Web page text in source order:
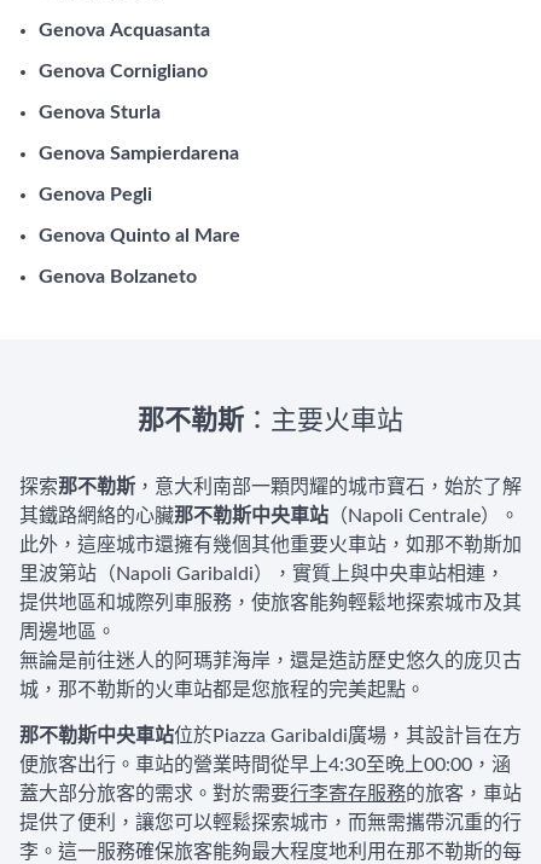
Genova Acquasanta
Genova Cornigliano
Genova Sturla
Genova Sampierdarena
Genova Pegli
Genova Quinto al Mare
Genova Bolzaneto
那不勒斯 ：主要火車站
探索那不勒斯 ，意大利南部一顆閃耀的城市寶石，始於了解
其鐵路網絡的心臟那不勒斯中央車站 （Napoli Centrale）。
此外，這座城市還擁有幾個其他重要火車站，如那不勒斯加
里波第站（Napoli Garibaldi），實質上與中央車站相連，
提供地區和城際列車服務，使旅客能夠輕鬆地探索城市及其
周邊地區。
無論是前往迷人的阿瑪菲海岸，還是造訪歷史悠久的庞贝古
城，那不勒斯的火車站都是您旅程的完美起點。
那不勒斯中央車站位於Piazza Garibaldi廣場，其設計旨在方
便旅客出行。車站的營業時間從早上4:30至晚上00:00，涵
蓋大部分旅客的需求。對於需要行李寄存服務的旅客，車站
提供了便利，讓您可以輕鬆探索城市，而無需攜帶沉重的行
李。這一服務確保旅客能夠最大程度地利用在那不勒斯的每